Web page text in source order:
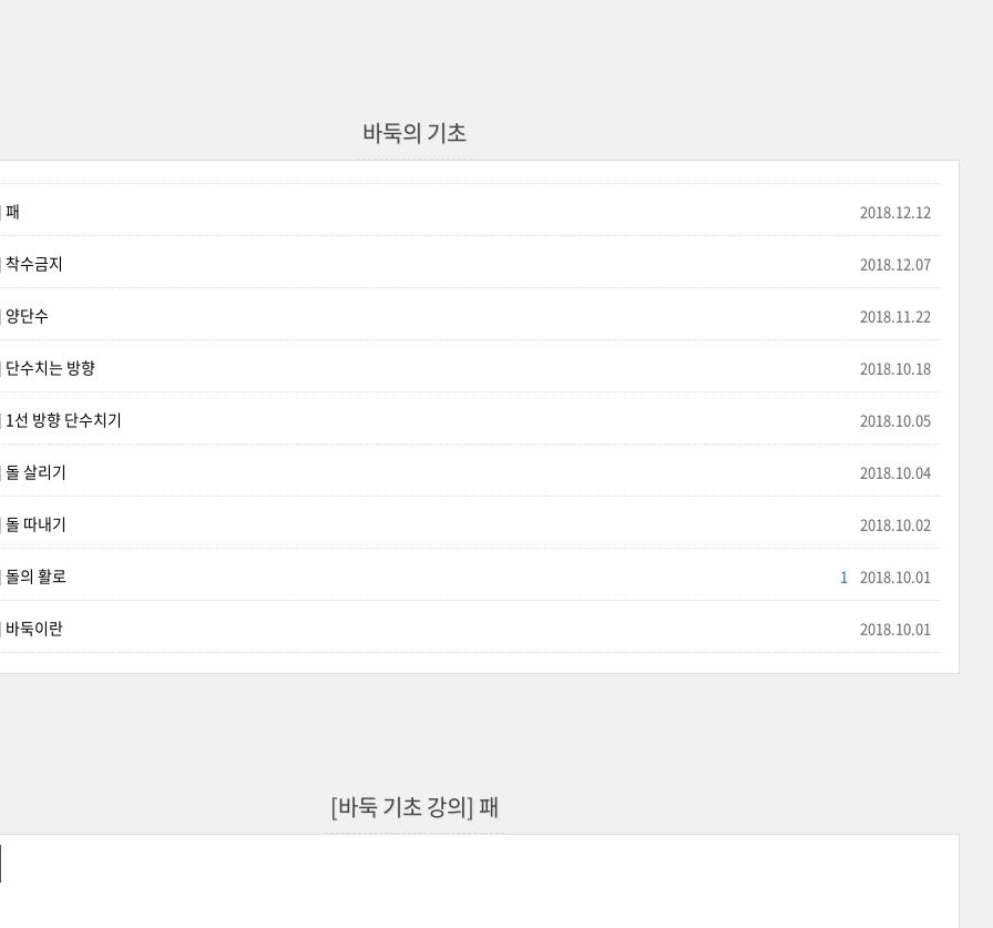
바둑의 기초
패 2018.12.12
수금지 2018.12.07
양단수 2018.11.22
수치는 방향 2018.10.18
선 방향 단수치기 2018.10.05
살리기 2018.10.04
따내기 2018.10.02
돌의 활로 2018.10.01
1
바둑이란 2018.10.01
[바둑 기초 강의] 패